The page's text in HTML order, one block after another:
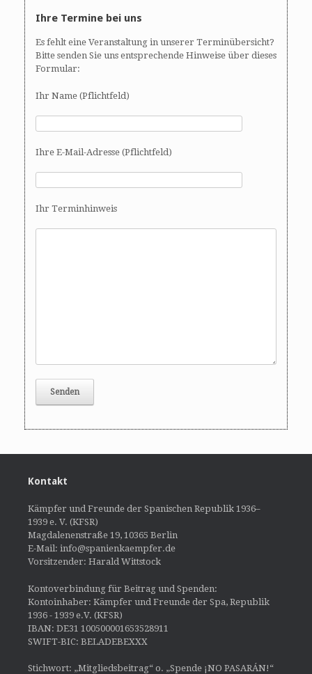
Ihre Termine bei uns
Es fehlt eine Veranstaltung in unserer Terminübersicht?
Bitte senden Sie uns entsprechende Hinweise über dieses
Formular:
Ihr Name (Pflichtfeld)
Ihre E-Mail-Adresse (Pflichtfeld)
Ihr Terminhinweis
Kontakt
Kämpfer und Freunde der Spanischen Republik 1936–
1939 e. V. (KFSR)
Magdalenenstraße 19, 10365 Berlin
E-Mail: info@spanienkaempfer.de
Vorsitzender: Harald Wittstock
Kontoverbindung für Beitrag und Spenden:
Kontoinhaber: Kämpfer und Freunde der Spa, Republik
1936 - 1939 e.V. (KFSR)
IBAN: DE31 100500001653528911
SWIFT-BIC: BELADEBEXXX
Stichwort: „Mitgliedsbeitrag“ o. „Spende ¡NO PASARÁN!“